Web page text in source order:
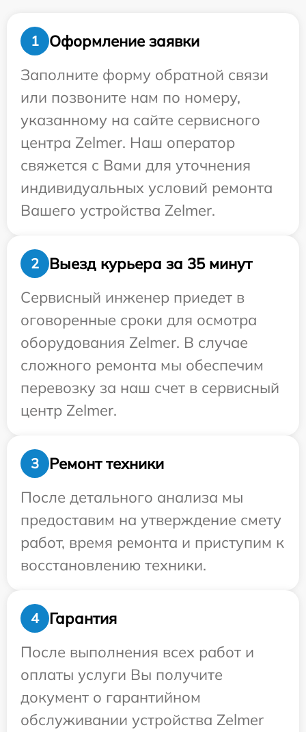
1
Оформление заявки
Заполните форму обратной связи
или позвоните нам по номеру,
указанному на сайте сервисного
центра Zelmer. Наш оператор
свяжется с Вами для уточнения
индивидуальных условий ремонта
Вашего устройства Zelmer.
2
Выезд курьера за 35 минут
Сервисный инженер приедет в
оговоренные сроки для осмотра
оборудования Zelmer. В случае
сложного ремонта мы обеспечим
перевозку за наш счет в сервисный
центр Zelmer.
3
Ремонт техники
После детального анализа мы
предоставим на утверждение смету
работ, время ремонта и приступим к
восстановлению техники.
4
Гарантия
После выполнения всех работ и
оплаты услуги Вы получите
документ о гарантийном
обслуживании устройства Zelmer